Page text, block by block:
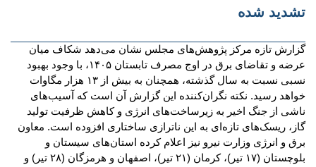
تشدید شده
گزارش تازه مرکز پژوهش‌های مجلس نشان می‌دهد شکاف میان
عرضه و تقاضای برق در اوج مصرف تابستان ۱۴۰۵، با وجود بهبود
نسبی نسبت به سال گذشته، همچنان به بیش از ۱۳ هزار مگاوات
خواهد رسید. نکته نگران‌کننده این گزارش آن است که آسیب‌های
ناشی از جنگ اخیر به زیرساخت‌های انرژی و کاهش ظرفیت تولید
گاز، ریسک‌های تازه‌ای به این ناترازی ساختاری افزوده است. معاون
برق و انرژی وزارت نیرو نیز اعلام کرده استان‌های سیستان و
بلوچستان (۱۷ تیر)، کرمان (۲۱ تیر)، اصفهان و هرمزگان (۲۸ تیر) و